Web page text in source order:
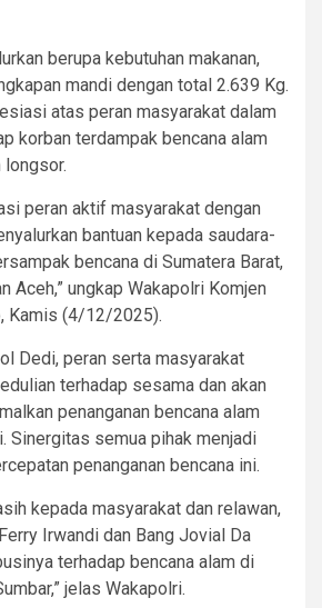
berupa kebutuhan makanan,
mandi dengan total 2.639 Kg.
atas peran masyarakat dalam
korban terdampak bencana alam
longsor.
peran aktif masyarakat dengan
bantuan kepada saudara-
bencana di Sumatera Barat,
Aceh,” ungkap Wakapolri Komjen
Kamis (4/12/2025).
Dedi, peran serta masyarakat
terhadap sesama dan akan
penanganan bencana alam
Sinergitas semua pihak menjadi
penanganan bencana ini.
kepada masyarakat dan relawan,
Irwandi dan Bang Jovial Da
terhadap bencana alam di
jelas Wakapolri.